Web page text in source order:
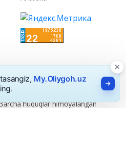
huquqlar himoyalangan
My.Oliygoh.uz